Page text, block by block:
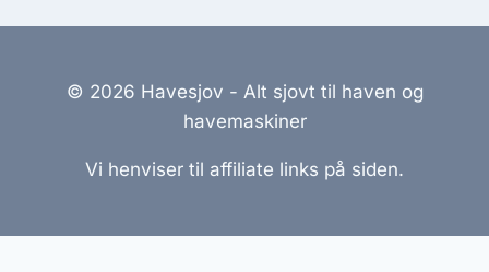
© 2026 Havesjov - Alt sjovt til haven og
havemaskiner
Vi henviser til affiliate links på siden.